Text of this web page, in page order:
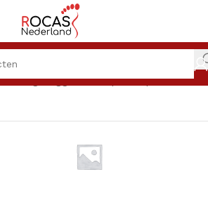
getagged “Loupelamp”